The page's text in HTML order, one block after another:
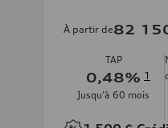
À partir de82
TAP
0,48% 1
Jusqu’à 60 mois